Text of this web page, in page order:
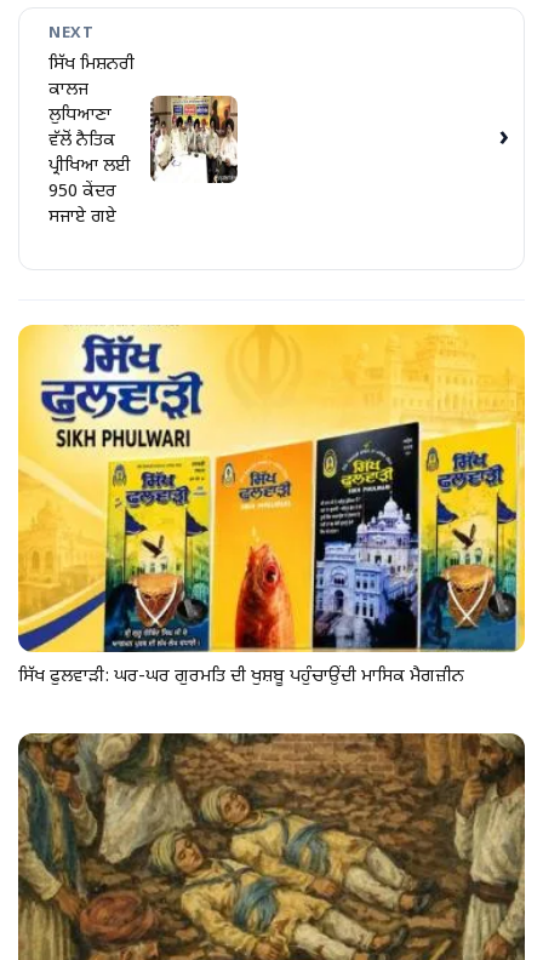
NEXT
ਸਿੱਖ ਮਿਸ਼ਨਰੀ
ਕਾਲਜ
ਲੁਧਿਆਣਾ
ਵੱਲੋਂ ਨੈਤਿਕ
ਪ੍ਰੀਖਿਆ ਲਈ
950 ਕੇਂਦਰ
ਸਜਾਏ ਗਏ
›
ਸਿੱਖ ਫੁਲਵਾੜੀ: ਘਰ-ਘਰ ਗੁਰਮਤਿ ਦੀ ਖੁਸ਼ਬੂ ਪਹੁੰਚਾਉਂਦੀ ਮਾਸਿਕ ਮੈਗਜ਼ੀਨ